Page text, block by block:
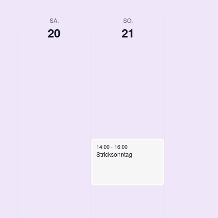
SA.
20
SO.
21
September 21, 2025
14:00- 16:00
Stricksonntag